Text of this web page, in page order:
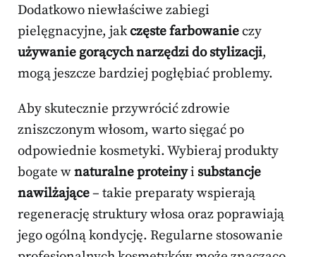
Dodatkowo niewłaściwe zabiegi
pielęgnacyjne, jakczęste farbowanieczy
używanie gorących narzędzi do stylizacji,
mogą jeszcze bardziej pogłębiać problemy.
Aby skutecznie przywrócić zdrowie
zniszczonym włosom, warto sięgać po
odpowiednie kosmetyki. Wybieraj produkty
bogate wnaturalne proteinyi substancje
nawilżające– takie preparaty wspierają
regenerację struktury włosa oraz poprawiają
jego ogólną kondycję. Regularne stosowanie